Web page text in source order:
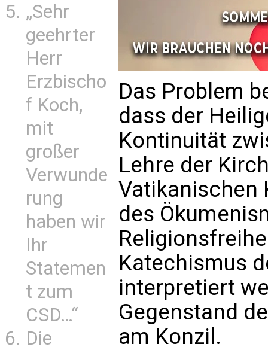
„Sehr
geehrter
Herr
Erzbischo
f Koch,
mit
großer
Verwunde
rung
haben wir
Ihr
Statemen
t zum
CSD…“
Die
Das Problem
dass der
Kontinuität
Lehre der
Vatikanischen
des
Katechismus
interpretiert
Gegenstand
am Konzil.